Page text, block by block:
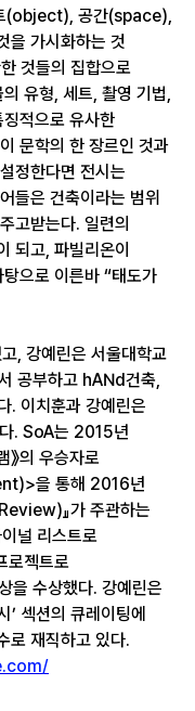
(object), 공간(space),
을 가시화하는 것
것들의 집합으로
유형, 세트, 촬영 기법,
적으로 유사한
문학의 한 장르인 것과
정한다면 전시는
들은 건축이라는 범위
고받는다. 일련의
되고, 파빌리온이
으로 이른바 “태도가
, 강예린은 서울대학교
공부하고 hANd건축,
. 이치훈과 강예린은
. SoA는 2015년
》의 우승자로
을 통해 2016년
』가 주관하는
널 리스트로
로젝트로
을 수상했다. 강예린은
섹션의 큐레이팅에
로 재직하고 있다.